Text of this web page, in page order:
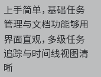
上手简单，基础任务
管理与文档功能够用
界面直观，多级任务
追踪与时间线视图清
晰